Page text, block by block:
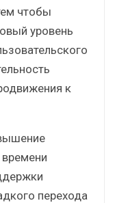
чтобы
уровень
к
перехода